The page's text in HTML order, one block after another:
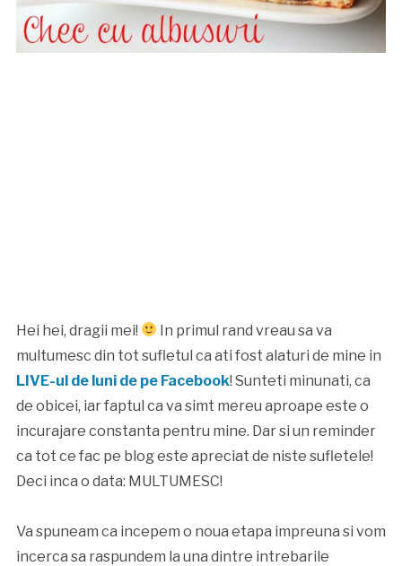
Hei hei, dragii mei!
In primul rand vreau sa va
multumesc din tot sufletul ca ati fost alaturi de mine in
LIVE-ul de luni de pe Facebook! Sunteti minunati, ca
de obicei, iar faptul ca va simt mereu aproape este o
incurajare constanta pentru mine. Dar si un reminder
ca tot ce fac pe blog este apreciat de niste sufletele!
Deci inca o data: MULTUMESC!
Va spuneam ca incepem o noua etapa impreuna si vom
incerca sa raspundem la una dintre intrebarile